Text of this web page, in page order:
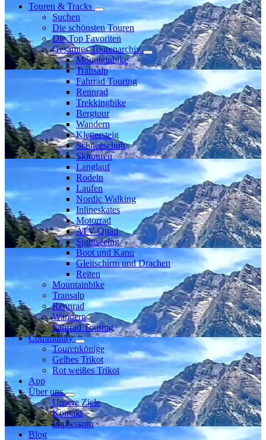
Touren & Tracks
Suchen
Die schönsten Touren
Die Top Favoriten
Gesamtes Tourenarchiv
Mountainbike
Transalp
Fahrrad Touring
Rennrad
Trekkingbike
Bergtour
Wandern
Klettersteig
Schneeschuh
Skitouren
Langlauf
Rodeln
Laufen
Nordic Walking
Inlineskates
Motorrad
ATV-Quad
Sightseeing
Boot und Kanu
Gleitschirm und Drachen
Reiten
Mountainbike
Transalp
Rennrad
Wandern
Fahrrad Touring
Community
Tourenkönige
Gelbes Trikot
Rot weißes Trikot
App
Über uns
Unsere Ziele
Kontakt
Impressum
Blog